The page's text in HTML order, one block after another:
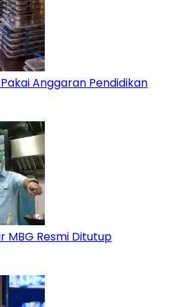
Anggaran Pendidikan
MBG Resmi Ditutup